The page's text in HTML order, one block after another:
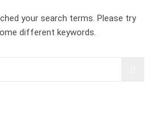
your search terms. Please try
different keywords.